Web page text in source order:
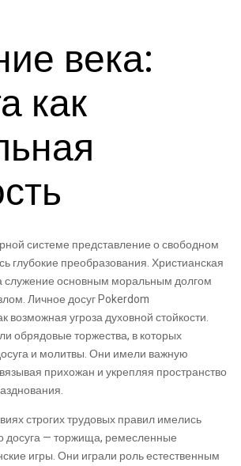
века:
как
системе представление о свободном
глубокие преобразования. Христианская
служение основным моральным долгом
Личное досуг Pokerdom
возможная угроза духовной стойкости.
обрядовые торжества, в которых
и молитвы. Они имели важную
прихожан и укрепляя пространство
строгих трудовых правил имелись
досуга — торжища, ремесленные
игры. Они играли роль естественным